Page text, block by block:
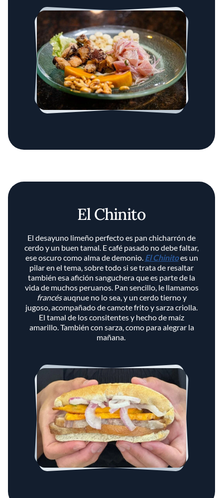
El Chinito
El desayuno limeño perfecto es pan chicharrón de
cerdo y un buen tamal. E café pasado no debe faltar,
ese oscuro como alma de demonio. El Chinitoes un
pilar en el tema, sobre todo si se trata de resaltar
también esa afición sanguchera que es parte de la
vida de muchos peruanos. Pan sencillo, le llamamos
francésauqnue no lo sea, y un cerdo tierno y
jugoso, acompañado de camote frito y sarza criolla.
El tamal de los consitentes y hecho de maíz
amarillo. También con sarza, como para alegrar la
mañana.